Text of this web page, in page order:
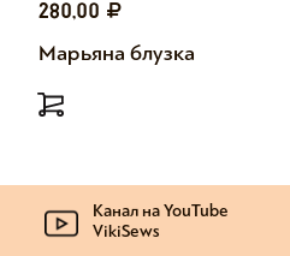
280,00
Марьяна блузка
Канал на YouTube
VikiSews